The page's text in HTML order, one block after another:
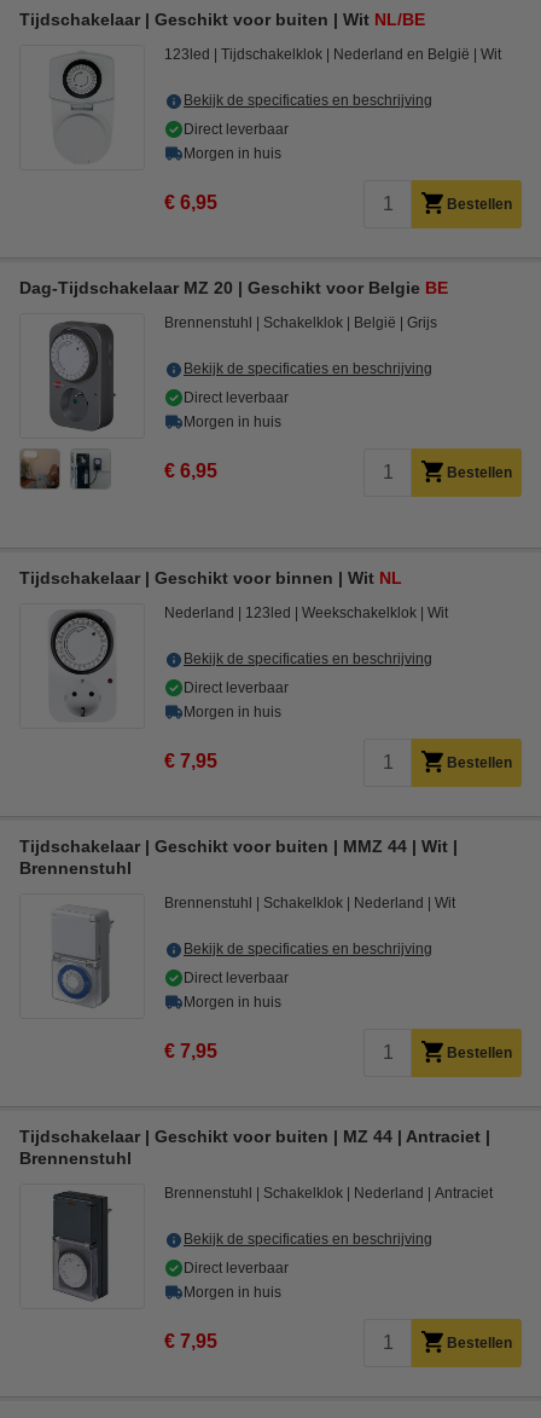
Tijdschakelaar | Geschikt voor buiten | Wit NL/BE
123led Tijdschakelklok Nederland en België Wit
Bekijk de specificaties en beschrijving
Direct leverbaar
Morgen in huis
€ 6,95 Bestellen
Dag-Tijdschakelaar MZ 20 | Geschikt voor Belgie BE
Brennenstuhl Schakelklok België Grijs
Bekijk de specificaties en beschrijving
Direct leverbaar
Morgen in huis
€ 6,95 Bestellen
Tijdschakelaar | Geschikt voor binnen | Wit NL
Nederland 123led Weekschakelklok Wit
Bekijk de specificaties en beschrijving
Direct leverbaar
Morgen in huis
€ 7,95 Bestellen
Tijdschakelaar | Geschikt voor buiten | MMZ 44 | Wit |
Brennenstuhl
Brennenstuhl Schakelklok Nederland Wit
Bekijk de specificaties en beschrijving
Direct leverbaar
Morgen in huis
€ 7,95 Bestellen
Tijdschakelaar | Geschikt voor buiten | MZ 44 | Antraciet |
Brennenstuhl
Brennenstuhl Schakelklok Nederland Antraciet
Bekijk de specificaties en beschrijving
Direct leverbaar
Morgen in huis
€ 7,95 Bestellen